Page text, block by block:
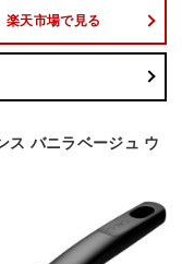
楽天市場で見る
ス バニラベージュ ウ